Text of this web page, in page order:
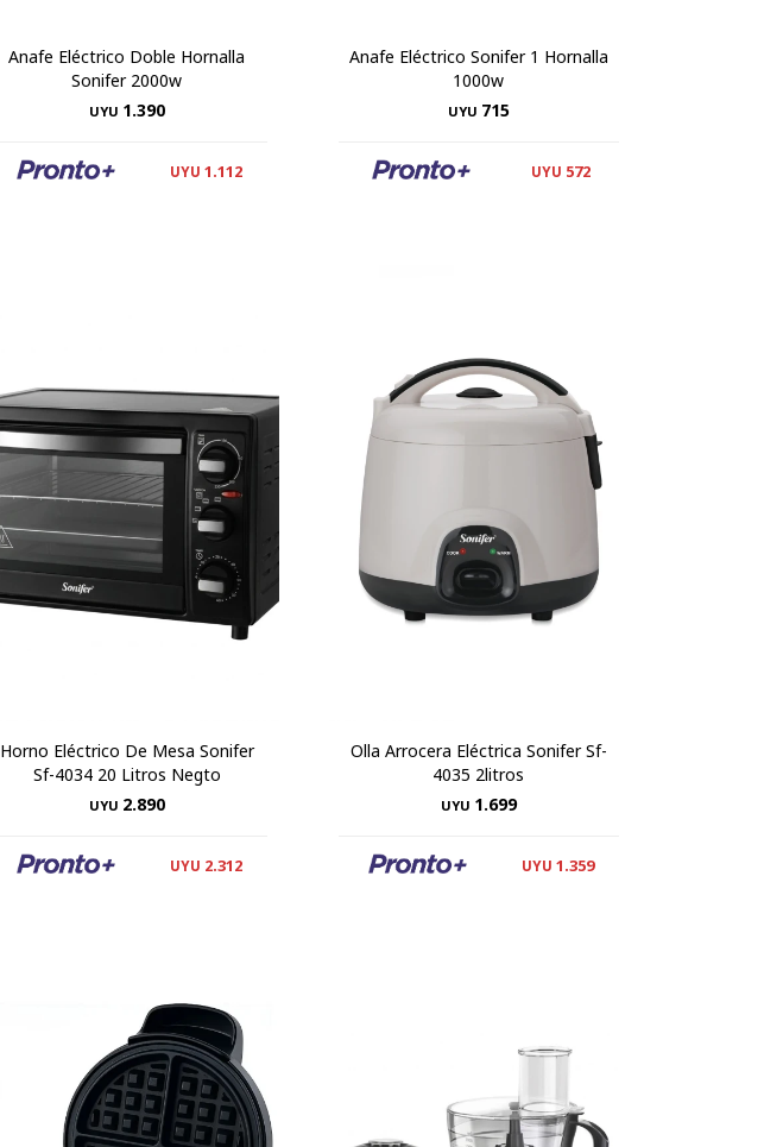
Anafe Eléctrico Doble Hornalla
Sonifer 2000w
UYU 1.390
UYU 1.112
Anafe Eléctrico Sonifer 1 Hornalla
1000w
UYU 715
UYU 572
Horno Eléctrico De Mesa Sonifer
Sf-4034 20 Litros Negto
UYU 2.890
UYU 2.312
Olla Arrocera Eléctrica Sonifer Sf-
4035 2litros
UYU 1.699
UYU 1.359